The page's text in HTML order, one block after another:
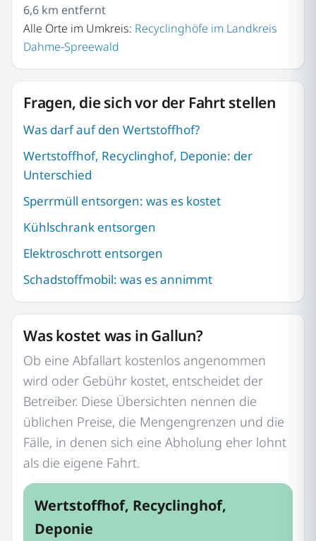
6,6 km entfernt
Alle Orte im Umkreis: Recyclinghöfe im Landkreis
Dahme-Spreewald
Fragen, die sich vor der Fahrt stellen
Was darf auf den Wertstoffhof?
Wertstoffhof, Recyclinghof, Deponie: der
Unterschied
Sperrmüll entsorgen: was es kostet
Kühlschrank entsorgen
Elektroschrott entsorgen
Schadstoffmobil: was es annimmt
Was kostet was in Gallun?
Ob eine Abfallart kostenlos angenommen
wird oder Gebühr kostet, entscheidet der
Betreiber. Diese Übersichten nennen die
üblichen Preise, die Mengengrenzen und die
Fälle, in denen sich eine Abholung eher lohnt
als die eigene Fahrt.
Wertstoffhof, Recyclinghof,
Deponie